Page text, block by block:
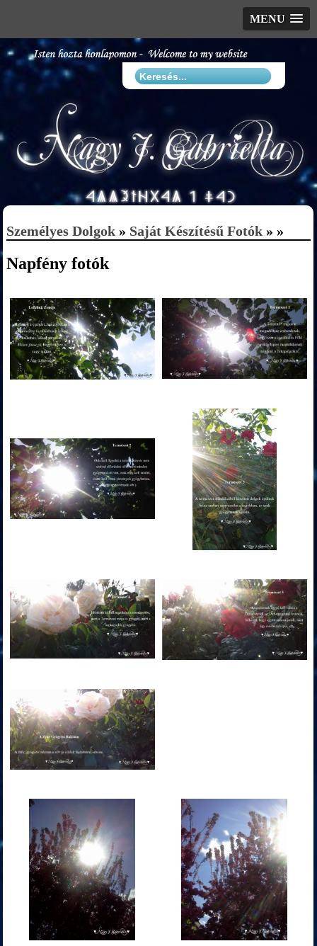
MENU
Személyes Dolgok» Saját Készítésű Fotók» »
Napfény fotók